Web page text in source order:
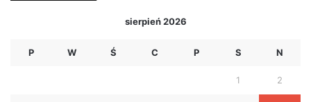
sierpień 2026
P W Ś C P S N
1 2